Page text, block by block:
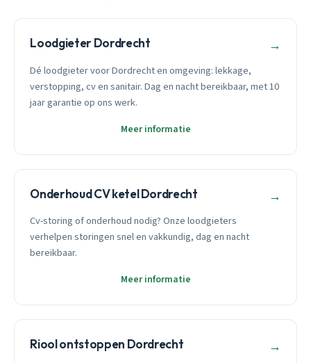
Loodgieter Dordrecht →
Dé loodgieter voor Dordrecht en omgeving: lekkage,
verstopping, cv en sanitair. Dag en nacht bereikbaar, met 10
jaar garantie op ons werk.
Meer informatie
Onderhoud CV ketel Dordrecht →
Cv-storing of onderhoud nodig? Onze loodgieters
verhelpen storingen snel en vakkundig, dag en nacht
bereikbaar.
Meer informatie
Riool ontstoppen Dordrecht →